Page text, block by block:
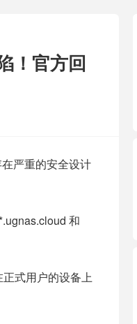
！官方回
严重的安全设计
和
式用户的设备上